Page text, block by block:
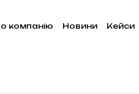
компанію Новини Кейси